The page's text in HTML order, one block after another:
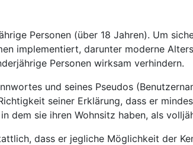
Personen (über 18 Jahren). Um
implementiert, darunter moderne
Personen wirksam verhindern.
und seines Pseudos
seiner Erklärung, dass er
dem sie ihren Wohnsitz haben, als
dass er jegliche Möglichkeit der